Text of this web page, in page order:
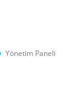
Yönetim Paneli